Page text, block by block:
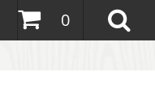
0